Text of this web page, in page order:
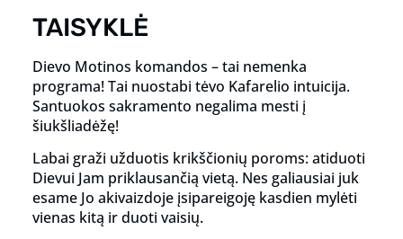
TAISYKLĖ
Dievo Motinos komandos – tai nemenka
programa! Tai nuostabi tėvo Kafarelio intuicija.
Santuokos sakramento negalima mesti į
šiukšliadėžę!
Labai graži užduotis krikščionių poroms: atiduoti
Dievui Jam priklausančią vietą. Nes galiausiai juk
esame Jo akivaizdoje įsipareigoję kasdien mylėti
vienas kitą ir duoti vaisių.